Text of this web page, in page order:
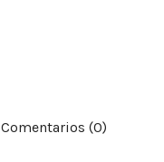
Comentarios (0)